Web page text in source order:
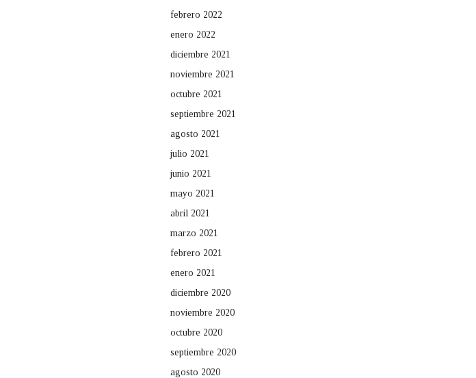
febrero 2022
enero 2022
diciembre 2021
noviembre 2021
octubre 2021
septiembre 2021
agosto 2021
julio 2021
junio 2021
mayo 2021
abril 2021
marzo 2021
febrero 2021
enero 2021
diciembre 2020
noviembre 2020
octubre 2020
septiembre 2020
agosto 2020